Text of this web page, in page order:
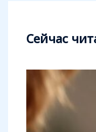
Сейчас